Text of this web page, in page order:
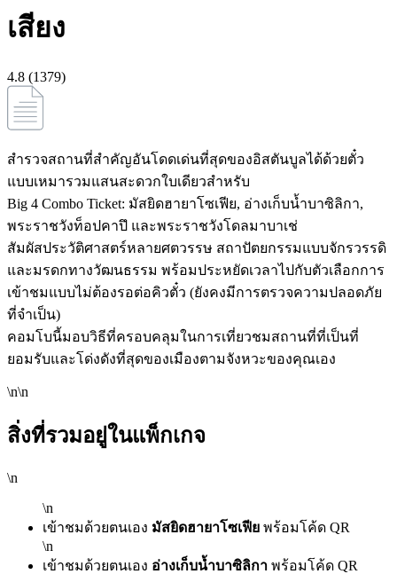
เสียง
4.8 (1379)
สำรวจสถานที่สำคัญอันโดดเด่นที่สุดของอิสตันบูลได้ด้วยตั๋ว
แบบเหมารวมแสนสะดวกใบเดียวสำหรับ
Big 4 Combo Ticket: มัสยิดฮายาโซเฟีย, อ่างเก็บน้ำบาซิลิกา,
พระราชวังท็อปคาปึ และพระราชวังโดลมาบาเช่
สัมผัสประวัติศาสตร์หลายศตวรรษ สถาปัตยกรรมแบบจักรวรรดิ
และมรดกทางวัฒนธรรม พร้อมประหยัดเวลาไปกับตัวเลือกการ
เข้าชมแบบไม่ต้องรอต่อคิวตั๋ว (ยังคงมีการตรวจความปลอดภัย
ที่จำเป็น)
คอมโบนี้มอบวิธีที่ครอบคลุมในการเที่ยวชมสถานที่ที่เป็นที่
ยอมรับและโด่งดังที่สุดของเมืองตามจังหวะของคุณเอง
\n\n
สิ่งที่รวมอยู่ในแพ็กเกจ
\n
\n
เข้าชมด้วยตนเอง มัสยิดฮายาโซเฟีย พร้อมโค้ด QR
\n
เข้าชมด้วยตนเอง อ่างเก็บน้ำบาซิลิกา พร้อมโค้ด QR